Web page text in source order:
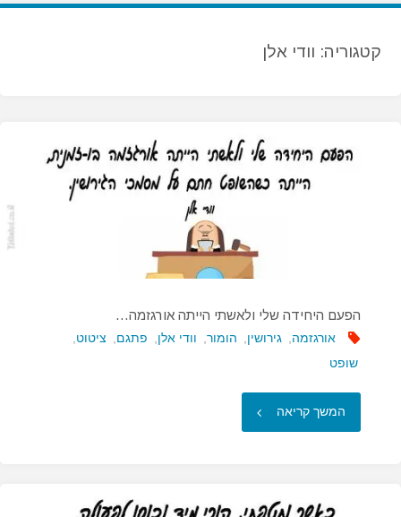
קטגוריה: וודי אלן
הפעם היחידה שלי ולאשתי הייתה אורגזמה…
אורגזמה, גירושין, הומור, וודי אלן, פתגם, ציטוט,
שופט
המשך קריאה "הפעם